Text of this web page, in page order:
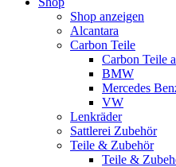
Shop anzeigen
Alcantara
Carbon Teile
Carbon Teile
BMW
Mercedes
VW
Lenkräder
Sattlerei Zubehör
Teile & Zubehör
Teile &